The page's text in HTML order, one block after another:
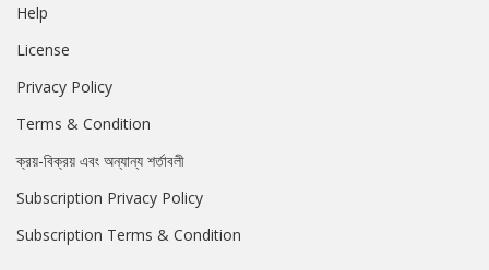
Help
License
Privacy Policy
Terms & Condition
ক্রয়-বিক্রয় এবং অন্যান্য শর্তাবলী
Subscription Privacy Policy
Subscription Terms & Condition